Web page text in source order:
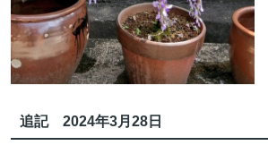
追記 2024年3月28日